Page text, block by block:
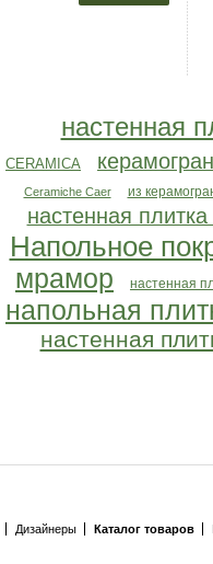
настенная
CERAMICA
Ceramiche Caer из
настенная плитка
Напольное
мрамор настенная
напольная
настенная
Дизайнеры Каталог товаров